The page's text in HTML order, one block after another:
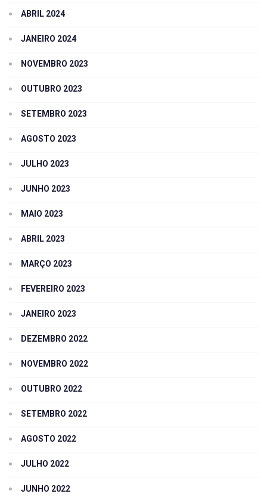
ABRIL 2024
JANEIRO 2024
NOVEMBRO 2023
OUTUBRO 2023
SETEMBRO 2023
AGOSTO 2023
JULHO 2023
JUNHO 2023
MAIO 2023
ABRIL 2023
MARÇO 2023
FEVEREIRO 2023
JANEIRO 2023
DEZEMBRO 2022
NOVEMBRO 2022
OUTUBRO 2022
SETEMBRO 2022
AGOSTO 2022
JULHO 2022
JUNHO 2022